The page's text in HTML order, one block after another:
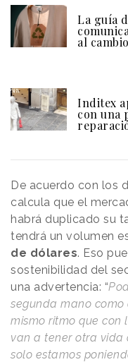
La guía
al
Inditex
con una
De acuerdo con los
calcula que el
habrá duplicado su
tendrá un volumen
de dólares. Eso
sostenibilidad del
una advertencia: “
segunda mano como
mismo ritmo que con
van a tener otra vida
solo estamos